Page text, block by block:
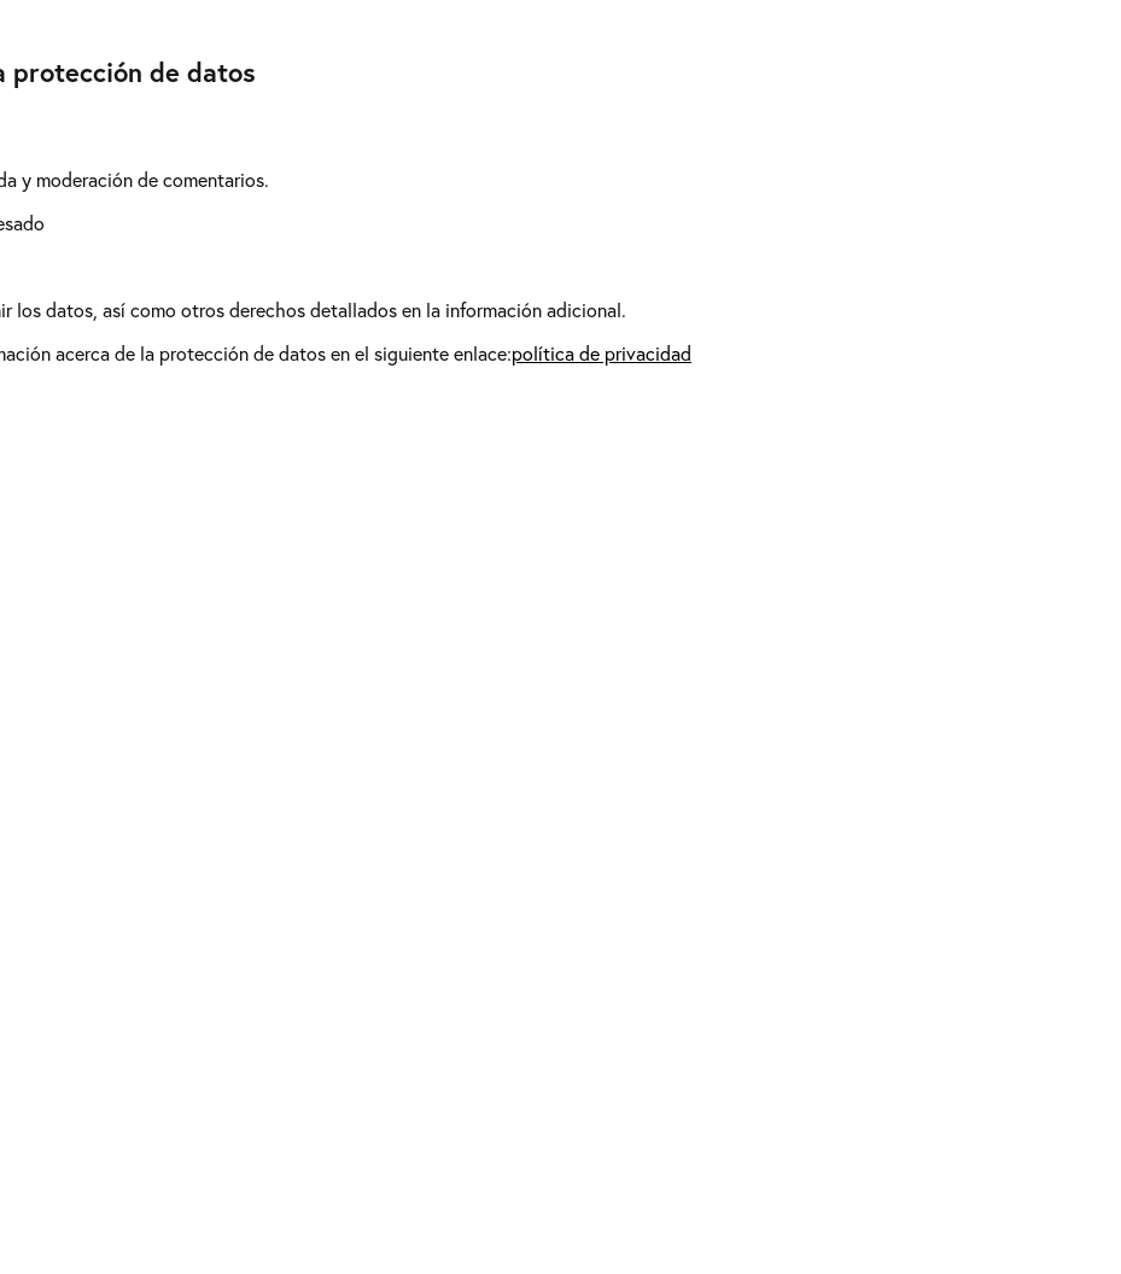
protección de datos
y moderación de comentarios.
los datos, así como otros derechos detallados en la información adicional.
acerca de la protección de datos en el siguiente enlace:política de privacidad